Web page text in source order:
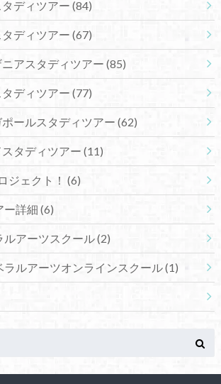
ディツアー (84)
ディツアー (67)
アスタディツアー (85)
ディツアー (77)
ールスタディツアー (62)
タディツアー (11)
ジェクト！ (6)
ー詳細 (6)
ルアーツスクール(2)
ルアーツオンラインスクール(1)